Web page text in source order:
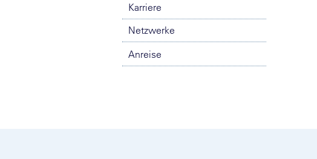
Karriere
Netzwerke
Anreise